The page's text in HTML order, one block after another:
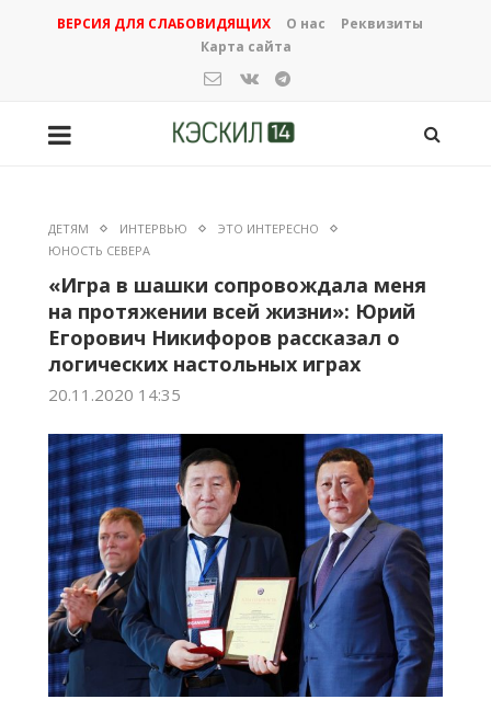
ВЕРСИЯ ДЛЯ СЛАБОВИДЯЩИХ О нас
Реквизиты
Карта сайта
ДЕТЯМ ИНТЕРВЬЮ
ЭТО ИНТЕРЕСНО
ЮНОСТЬ СЕВЕРА
«Игра в шашки сопровождала меня
на протяжении всей жизни»: Юрий
Егорович Никифоров рассказал о
логических настольных играх
20.11.2020 14:35